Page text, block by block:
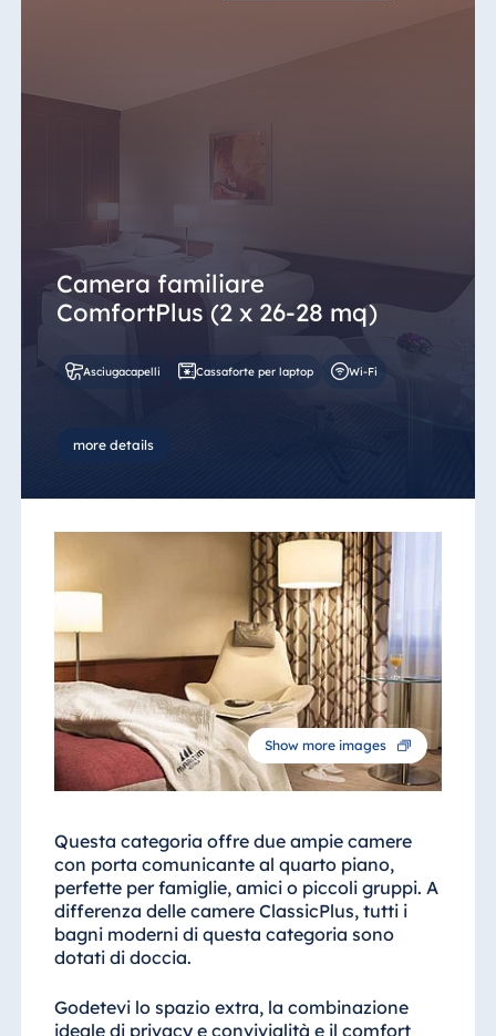
Camera familiare
ComfortPlus (2 x 26-28 mq)
Asciugacapelli Cassaforte per laptop Wi-Fi
more details
Show more images
Questa categoria offre due ampie camere
con porta comunicante al quarto piano,
perfette per famiglie, amici o piccoli gruppi. A
differenza delle camere ClassicPlus, tutti i
bagni moderni di questa categoria sono
dotati di doccia.
Godetevi lo spazio extra, la combinazione
ideale di privacy e convivialità e il comfort